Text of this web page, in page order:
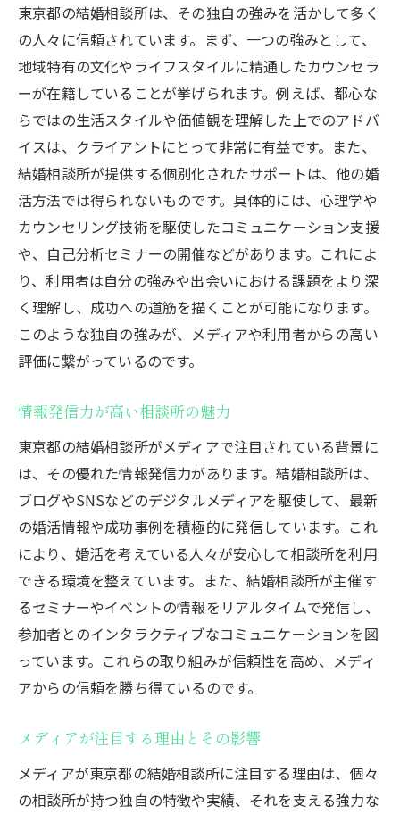
東京都の結婚相談所は、その独自の強みを活かして多く
の人々に信頼されています。まず、一つの強みとして、
地域特有の文化やライフスタイルに精通したカウンセラ
ーが在籍していることが挙げられます。例えば、都心な
らではの生活スタイルや価値観を理解した上でのアドバ
イスは、クライアントにとって非常に有益です。また、
結婚相談所が提供する個別化されたサポートは、他の婚
活方法では得られないものです。具体的には、心理学や
カウンセリング技術を駆使したコミュニケーション支援
や、自己分析セミナーの開催などがあります。これによ
り、利用者は自分の強みや出会いにおける課題をより深
く理解し、成功への道筋を描くことが可能になります。
このような独自の強みが、メディアや利用者からの高い
評価に繋がっているのです。
情報発信力が高い相談所の魅力
東京都の結婚相談所がメディアで注目されている背景に
は、その優れた情報発信力があります。結婚相談所は、
ブログやSNSなどのデジタルメディアを駆使して、最新
の婚活情報や成功事例を積極的に発信しています。これ
により、婚活を考えている人々が安心して相談所を利用
できる環境を整えています。また、結婚相談所が主催す
るセミナーやイベントの情報をリアルタイムで発信し、
参加者とのインタラクティブなコミュニケーションを図
っています。これらの取り組みが信頼性を高め、メディ
アからの信頼を勝ち得ているのです。
メディアが注目する理由とその影響
メディアが東京都の結婚相談所に注目する理由は、個々
の相談所が持つ独自の特徴や実績、それを支える強力な